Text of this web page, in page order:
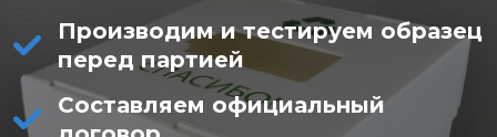
Производим и тестируем образец
перед партией
Составляем официальный